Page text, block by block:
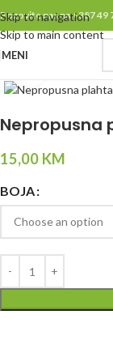
Skip to navigation
Skip to main content
Pozovite nas na +387 49
MENI
Click to
Nepropusna
15,00 KM
BOJA